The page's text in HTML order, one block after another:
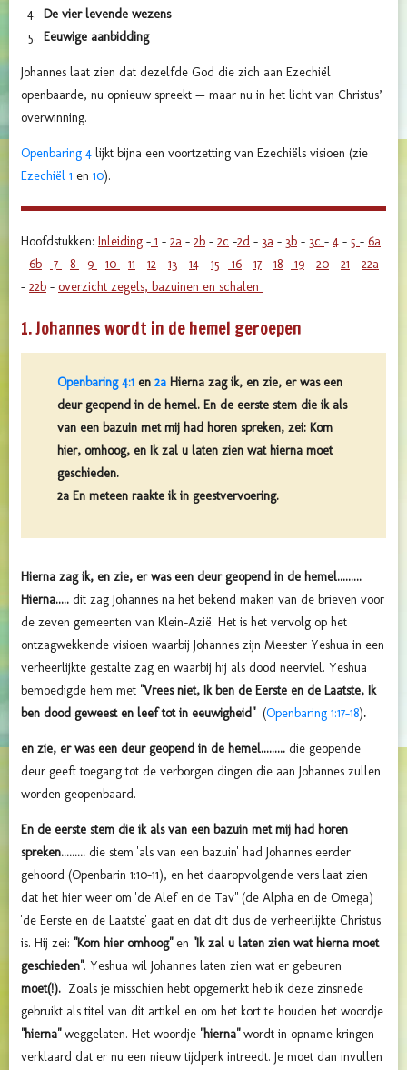
De vier levende wezens
Eeuwige aanbidding
Johannes laat zien dat dezelfde God die zich aan Ezechiël
openbaarde, nu opnieuw spreekt — maar nu in het licht van Christus’
overwinning.
Openbaring 4 lijkt bijna een voortzetting van Ezechiëls visioen (zie
Ezechiël 1 en 10).
Hoofdstukken: Inleiding - 1 - 2a - 2b - 2c -2d - 3a - 3b - 3c - 4 - 5 - 6a
- 6b - 7 - 8 - 9 - 10 - 11 - 12 - 13 - 14 - 15 - 16 - 17 - 18 - 19 - 20 - 21 - 22a
- 22b - overzicht zegels, bazuinen en schalen
1. Johannes wordt in de hemel geroepen
Openbaring 4:1 en 2a Hierna zag ik, en zie, er was een
deur geopend in de hemel. En de eerste stem die ik als
van een bazuin met mij had horen spreken, zei: Kom
hier, omhoog, en Ik zal u laten zien wat hierna moet
geschieden.
2a En meteen raakte ik in geestvervoering.
Hierna zag ik, en zie, er was een deur geopend in de hemel.........
Hierna..... dit zag Johannes na het bekend maken van de brieven voor
de zeven gemeenten van Klein-Azië. Het is het vervolg op het
ontzagwekkende visioen waarbij Johannes zijn Meester Yeshua in een
verheerlijkte gestalte zag en waarbij hij als dood neerviel. Yeshua
bemoedigde hem met "Vrees niet, Ik ben de Eerste en de Laatste, Ik
ben dood geweest en leef tot in eeuwigheid" (Openbaring 1:17-18).
en zie, er was een deur geopend in de hemel......... die geopende
deur geeft toegang tot de verborgen dingen die aan Johannes zullen
worden geopenbaard.
En de eerste stem die ik als van een bazuin met mij had horen
spreken......... die stem 'als van een bazuin' had Johannes eerder
gehoord (Openbarin 1:10-11), en het daaropvolgende vers laat zien
dat het hier weer om 'de Alef en de Tav" (de Alpha en de Omega)
'de Eerste en de Laatste' gaat en dat dit dus de verheerlijkte Christus
is. Hij zei: "Kom hier omhoog"en "Ik zal u laten zien wat hierna moet
geschieden". Yeshua wil Johannes laten zien wat er gebeuren
moet(!). Zoals je misschien hebt opgemerkt heb ik deze zinsnede
gebruikt als titel van dit artikel en om het kort te houden het woordje
"hierna"weggelaten. Het woordje "hierna"wordt in opname kringen
verklaard dat er nu een nieuw tijdperk intreedt. Je moet dan invullen